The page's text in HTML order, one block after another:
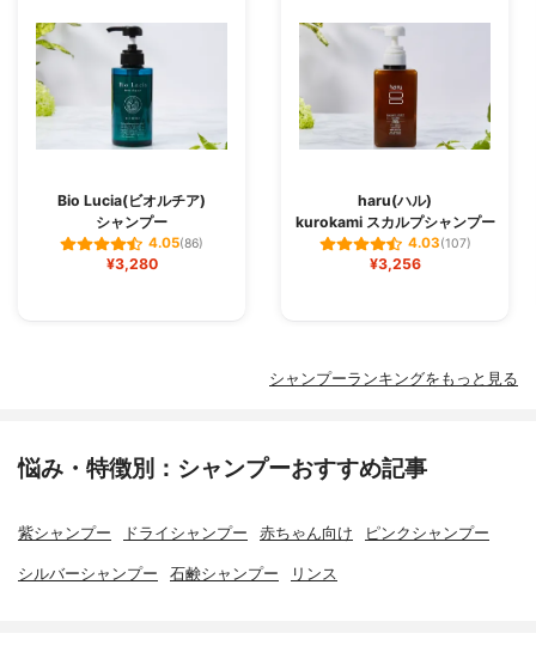
Bio Lucia(ビオルチア)
シャンプー
4.05(86)
¥3,280
haru(ハル)
kurokami スカルプシャンプー
4.03(107)
¥3,256
シャンプーランキングをもっと見る
悩み・特徴別：シャンプーおすすめ記事
紫シャンプー ドライシャンプー 赤ちゃん向け ピンクシャンプー
シルバーシャンプー 石鹸シャンプー リンス